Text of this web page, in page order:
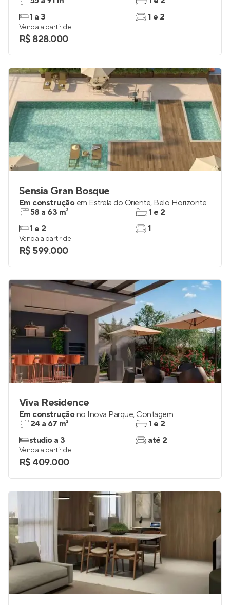
1 a 3
1 e 2
Venda a partir de
R$ 828.000
Sensia Gran Bosque
Em construção em Estrela do Oriente, Belo Horizonte
58 a 63 m²
1 e 2
1 e 2
1
Venda a partir de
R$ 599.000
Viva Residence
Em construçãono Inova Parque, Contagem
24 a 67 m²
studio a 3
1 e 2
até 2
Venda a partir de
R$ 409.000